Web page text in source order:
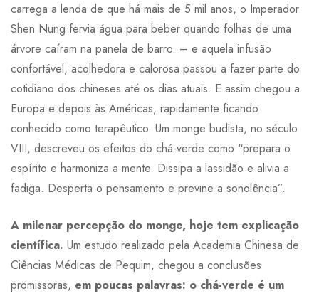
carrega a lenda de que há mais de 5 mil anos, o Imperador
Shen Nung fervia água para beber quando folhas de uma
árvore caíram na panela de barro. – e aquela infusão
confortável, acolhedora e calorosa passou a fazer parte do
cotidiano dos chineses até os dias atuais. E assim chegou a
Europa e depois às Américas, rapidamente ficando
conhecido como terapêutico. Um monge budista, no século
VIII, descreveu os efeitos do chá-verde como “prepara o
espírito e harmoniza a mente. Dissipa a lassidão e alivia a
fadiga. Desperta o pensamento e previne a sonolência”.
A milenar percepção do monge, hoje tem explicação
científica. Um estudo realizado pela Academia Chinesa de
Ciências Médicas de Pequim, chegou a conclusões
promissoras, em poucas palavras: o chá-verde é um